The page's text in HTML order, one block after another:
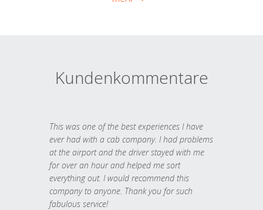
Kundenkommentare
This was one of the best experiences I have
ever had with a cab company. I had problems
at the airport and the driver stayed with me
for over an hour and helped me sort
everything out. I would recommend this
company to anyone. Thank you for such
fabulous service!